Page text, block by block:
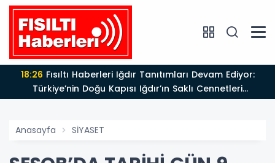
18:26
Türkiye’nin Doğu Kapısı Iğdır’ın Saklı Cennetleri
Keşfedilmeyi Bekliyor
Anasayfa SİYASET